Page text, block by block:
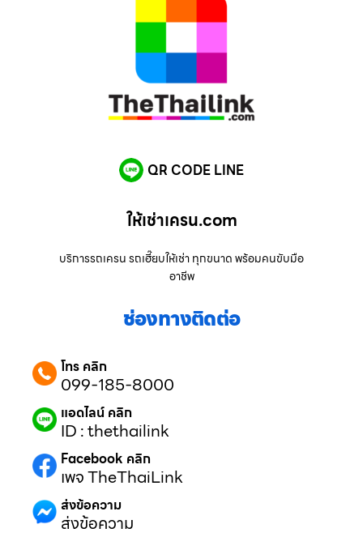
QR CODE LINE
ให้เช่าเครน.com
บริการรถเครน รถเฮี๊ยบให้เช่า ทุกขนาด พร้อมคนขับมือ
อาชีพ
ช่องทางติดต่อ
โทร คลิก
099-185-8000
แอดไลน์ คลิก
ID : thethailink
Facebook คลิก
เพจ TheThaiLink
ส่งข้อความ
ส่งข้อความ